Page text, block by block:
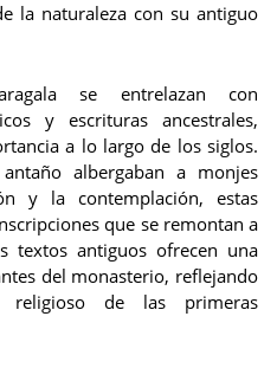
la naturaleza con su antiguo
se entrelazan con
y escrituras ancestrales,
a lo largo de los siglos.
albergaban a monjes
y la contemplación, estas
que se remontan a
textos antiguos ofrecen una
del monasterio, reflejando
de las primeras